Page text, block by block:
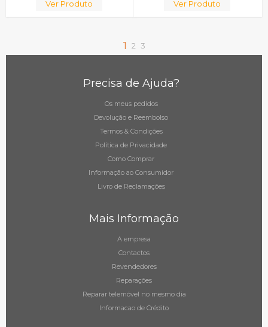
Ver Produto Ver Produto
1 2 3
Precisa de Ajuda?
Os meus pedidos
Devolução e Reembolso
Termos & Condições
Política de Privacidade
Como Comprar
Informação ao Consumidor
Livro de Reclamações
Mais Informação
A empresa
Contactos
Revendedores
Reparações
Reparar telemóvel no mesmo dia
Informacao de Crédito